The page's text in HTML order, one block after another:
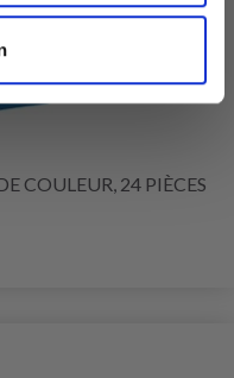
COULEUR, 24 PIÈCES